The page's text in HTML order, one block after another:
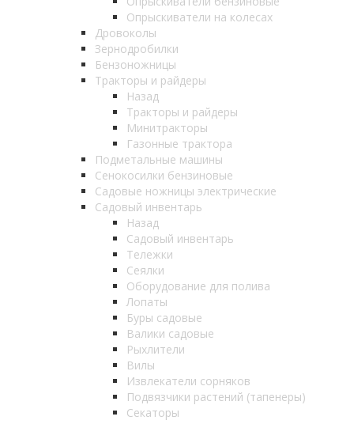
Опрыскиватели на колесах
Дровоколы
Зернодробилки
Бензоножницы
Тракторы и райдеры
Назад
Тракторы и райдеры
Минитракторы
Газонные трактора
Подметальные машины
Сенокосилки бензиновые
Садовые ножницы электрические
Садовый инвентарь
Назад
Садовый инвентарь
Тележки
Сеялки
Оборудование для полива
Лопаты
Буры садовые
Валики садовые
Рыхлители
Вилы
Извлекатели сорняков
Подвязчики растений (тапенеры)
Секаторы